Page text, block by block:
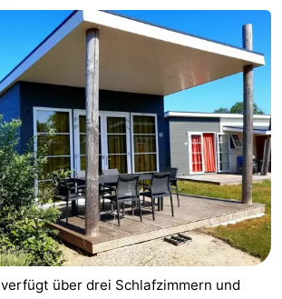
verfügt über drei Schlafzimmern und